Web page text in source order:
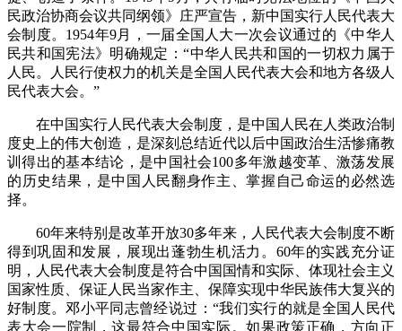
民政治协商会议共同纲领》庄严宣告，新中国实行人民代表大
会制度。1954年9月，一届全国人大一次会议通过的《中华人
民共和国宪法》明确规定：“中华人民共和国的一切权力属于
人民。人民行使权力的机关是全国人民代表大会和地方各级人
民代表大会。”
在中国实行人民代表大会制度，是中国人民在人类政治制
度史上的伟大创造，是深刻总结近代以后中国政治生活惨痛教
训得出的基本结论，是中国社会100多年激越变革、激荡发展
的历史结果，是中国人民翻身作主、掌握自己命运的必然选
择。
60年来特别是改革开放30多年来，人民代表大会制度不断
得到巩固和发展，展现出蓬勃生机活力。60年的实践充分证
明，人民代表大会制度是符合中国国情和实际、体现社会主义
国家性质、保证人民当家作主、保障实现中华民族伟大复兴的
好制度。邓小平同志曾经说过：“我们实行的就是全国人民代
表大会一院制，这最符合中国实际。如果政策正确，方向正